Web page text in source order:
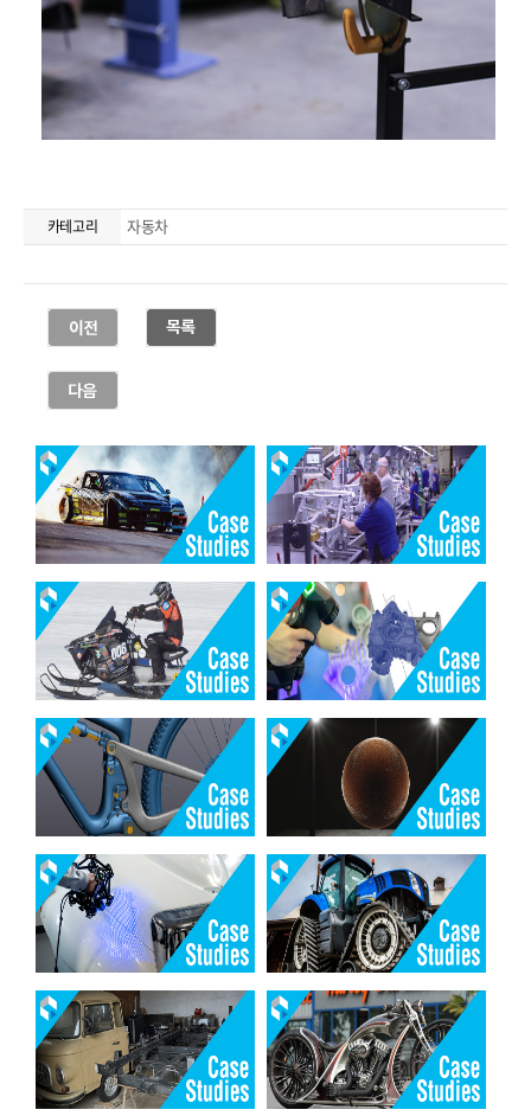
카테고리 자동차